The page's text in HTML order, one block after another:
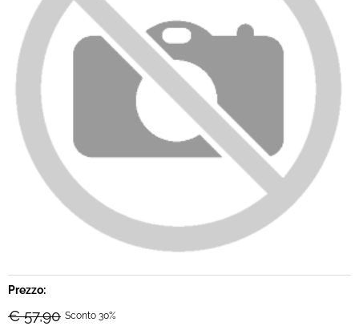
Ciclismo
Brand
Contatti
Prezzo:
€ 57,90 Sconto 30%